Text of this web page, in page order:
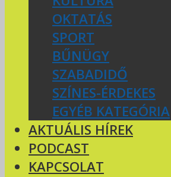
OKTATÁS
SPORT
BŰNÜGY
SZABADIDŐ
SZÍNES-ÉRDEKES
EGYÉB KATEGÓRIA
AKTUÁLIS HÍREK
PODCAST
KAPCSOLAT